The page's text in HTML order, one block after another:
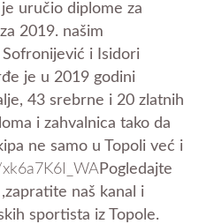
uručio diplome za
2019. našim
i Isidori
je u 2019 godini
43 srebrne i 20 zlatnih
i zahvalnica tako da
ne samo u Topoli već i
Pogledajte
naš kanal i
sportista iz Topole.